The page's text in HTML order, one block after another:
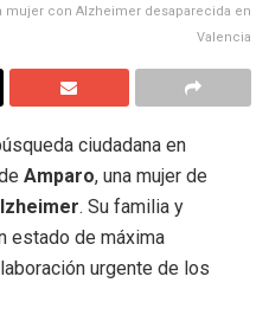
mujer con Alzheimer desaparecida en
Valencia
ciudadana en
Amparo, una mujer de
. Su familia y
estado de máxima
urgente de los